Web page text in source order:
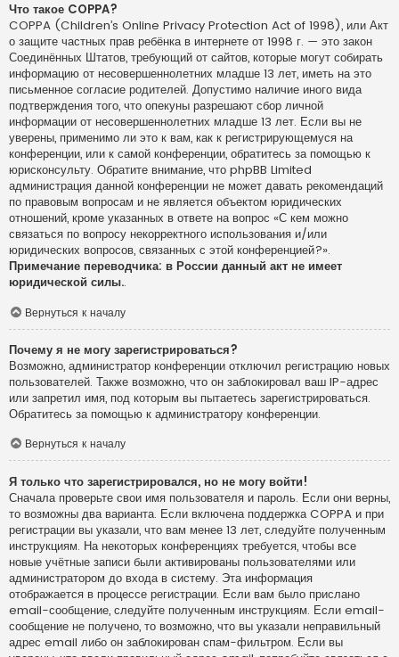
Что такое COPPA?
COPPA (Children’s Online Privacy Protection Act of 1998), или Акт
о защите частных прав ребёнка в интернете от 1998 г. — это закон
Соединённых Штатов, требующий от сайтов, которые могут собирать
информацию от несовершеннолетних младше 13 лет, иметь на это
письменное согласие родителей. Допустимо наличие иного вида
подтверждения того, что опекуны разрешают сбор личной
информации от несовершеннолетних младше 13 лет. Если вы не
уверены, применимо ли это к вам, как к регистрирующемуся на
конференции, или к самой конференции, обратитесь за помощью к
юрисконсульту. Обратите внимание, что phpBB Limited
администрация данной конференции не может давать рекомендаций
по правовым вопросам и не является объектом юридических
отношений, кроме указанных в ответе на вопрос «С кем можно
связаться по вопросу некорректного использования и/или
юридических вопросов, связанных с этой конференцией?».
Примечание переводчика: в России данный акт не имеет
юридической силы..
Вернуться к началу
Почему я не могу зарегистрироваться?
Возможно, администратор конференции отключил регистрацию новых
пользователей. Также возможно, что он заблокировал ваш IP-адрес
или запретил имя, под которым вы пытаетесь зарегистрироваться.
Обратитесь за помощью к администратору конференции.
Вернуться к началу
Я только что зарегистрировался, но не могу войти!
Сначала проверьте свои имя пользователя и пароль. Если они верны,
то возможны два варианта. Если включена поддержка COPPA и при
регистрации вы указали, что вам менее 13 лет, следуйте полученным
инструкциям. На некоторых конференциях требуется, чтобы все
новые учётные записи были активированы пользователями или
администратором до входа в систему. Эта информация
отображается в процессе регистрации. Если вам было прислано
email-сообщение, следуйте полученным инструкциям. Если email-
сообщение не получено, то возможно, что вы указали неправильный
адрес email либо он заблокирован спам-фильтром. Если вы